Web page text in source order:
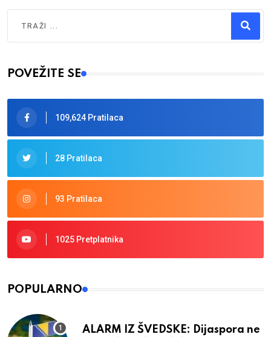
Type 2 or more characters for results.
POVEŽITE SE
109,624 Pratilaca
28 Pratilaca
93 Pratilaca
1025 Pretplatnika
POPULARNO
ALARM IZ ŠVEDSKE: Dijaspora ne